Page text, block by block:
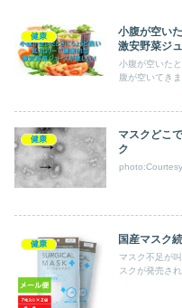
健康
小腹が空い
激安野菜ジ
小腹が空いた
腹が空いてき
健康
マスクどこ
ク
健康 国産マスク
マスク不足が
スクが発売さ